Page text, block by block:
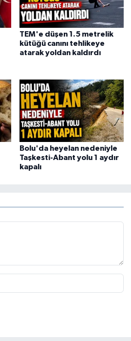
TEM'e düşen 1.5 metrelik
kütüğü canını tehlikeye
atarak yoldan kaldırdı
Bolu'da heyelan nedeniyle
Taşkesti-Abant yolu 1 aydır
kapalı